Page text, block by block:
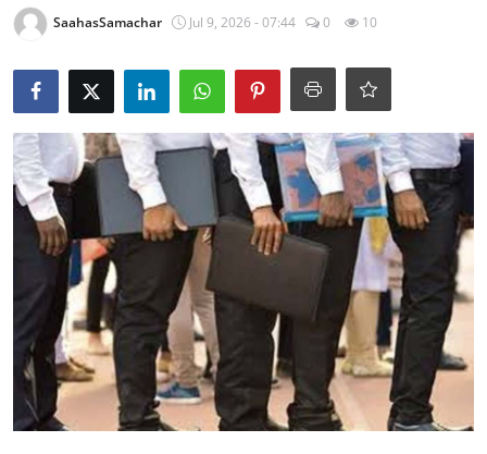
Epaper
धर्म
लाइफस्टाइल
SaahasSamachar Jul 9, 2026 - 07:44 0 10